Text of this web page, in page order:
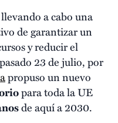
a cabo una
de garantizar un
y reducir el
23 de julio, por
propuso un nuevo
para toda la UE
de aquí a 2030.